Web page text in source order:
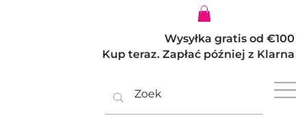
Wysyłka gratis od €100
Kup teraz. Zapłać później z Klarna